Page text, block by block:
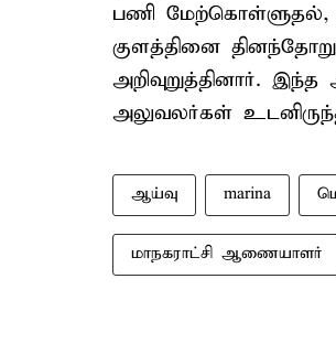
பணி மேற்கொள்ளுதல்,
குளத்தினை
அறிவுறுத்தினார்.
அலுவலர்கள்
ஆய்வு marina
மாநகராட்சி ஆணையாளர்